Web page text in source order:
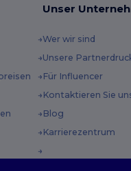
Unser
Wer wir sind
Unsere
Für Influencer
Kontaktieren Sie
Blog
Karrierezentrum